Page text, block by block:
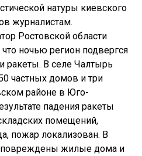
натуры киевского
журналистам.
Ростовской области
ночью регион подвергся
ракеты. В селе Чалтырь
частных домов и три
районе в Юго-
падения ракеты
помещений,
пожар локализован. В
повреждены жилые дома и